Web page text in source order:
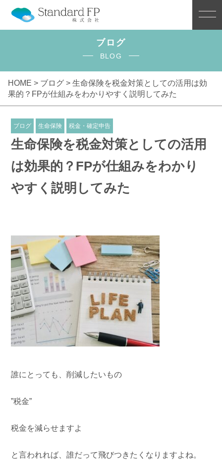
ブログ
BLOG
HOME > ブログ > 生命保険を税金対策としての活用は効
果的？FPが仕組みをわかりやすく説明してみた
ブログ 生命保険 税金・確定申告
生命保険を税金対策としての活用
は効果的？FPが仕組みをわかり
やすく説明してみた
誰にとっても、削減したいもの
”税金”
税金を減らせますよ
と言われれば、誰だって飛びつきたくなりますよね。